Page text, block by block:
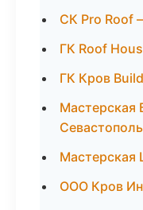
СК Pro Roof
ГК Roof
ГК Кров
Мастерская
Севастополь
ООО Кров